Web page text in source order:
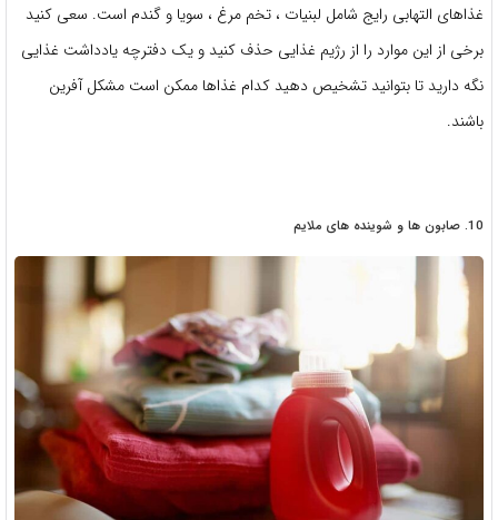
غذاهای التهابی رایج شامل لبنیات ، تخم مرغ ، سویا و گندم است. سعی کنید
برخی از این موارد را از رژیم غذایی حذف کنید و یک دفترچه یادداشت غذایی
نگه دارید تا بتوانید تشخیص دهید کدام غذاها ممکن است مشکل آفرین
باشند.
10. صابون ها و شوینده های ملایم